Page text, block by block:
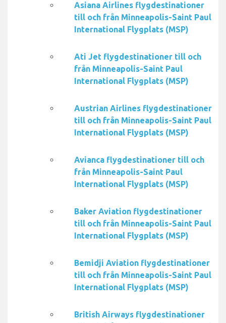
Asiana Airlines flygdestinationer
till och från Minneapolis-Saint Paul
International Flygplats (MSP)
Ati Jet flygdestinationer till och
från Minneapolis-Saint Paul
International Flygplats (MSP)
Austrian Airlines flygdestinationer
till och från Minneapolis-Saint Paul
International Flygplats (MSP)
Avianca flygdestinationer till och
från Minneapolis-Saint Paul
International Flygplats (MSP)
Baker Aviation flygdestinationer
till och från Minneapolis-Saint Paul
International Flygplats (MSP)
Bemidji Aviation flygdestinationer
till och från Minneapolis-Saint Paul
International Flygplats (MSP)
British Airways flygdestinationer